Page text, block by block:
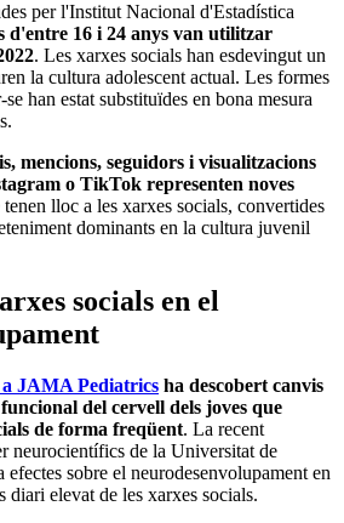
per l'Institut Nacional d'Estadística
d'entre 16 i 24 anys van utilitzar
. Les xarxes socials han esdevingut un
la cultura adolescent actual. Les formes
han estat substituïdes en bona mesura
mencions, seguidors i visualitzacions
o TikTok representen noves
tenen lloc a les xarxes socials, convertides
dominants en la cultura juvenil
socials en el
JAMA Pediatrics ha descobert canvis
del cervell dels joves que
de forma freqüent. La recent
neurocientífics de la Universitat de
sobre el neurodesenvolupament en
diari elevat de les xarxes socials.